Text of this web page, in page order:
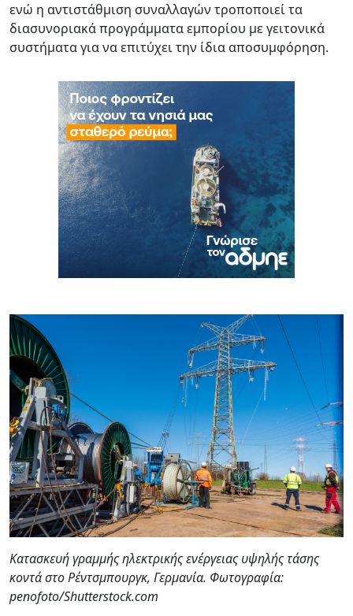
ενώ η αντιστάθμιση συναλλαγών τροποποιεί τα
διασυνοριακά προγράμματα εμπορίου με γειτονικά
συστήματα για να επιτύχει την ίδια αποσυμφόρηση.
Κατασκευή γραμμής ηλεκτρικής ενέργειας υψηλής τάσης
κοντά στο Ρέντσμπουργκ, Γερμανία. Φωτογραφία:
penofoto/Shutterstock.com